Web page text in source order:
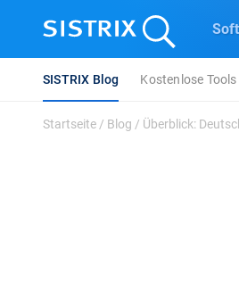
SISTRIX Blog Kostenlose Tools
Startseite / Blog / Überblick: